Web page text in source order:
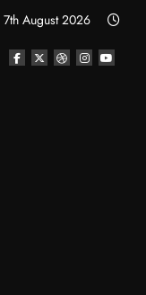
7th August 2026